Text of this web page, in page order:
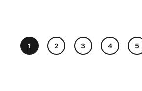
1 2 3 4 5